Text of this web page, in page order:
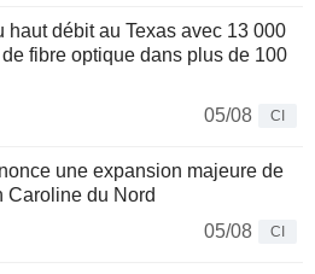
haut débit au Texas avec 13 000
fibre optique dans plus de 100
05/08
CI
une expansion majeure de
Caroline du Nord
05/08
CI